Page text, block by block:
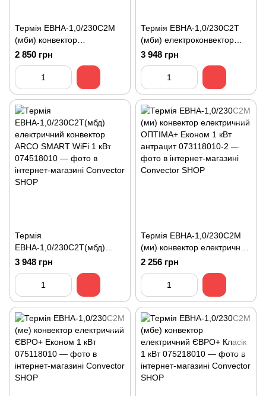
Термія ЕВНА-1,0/230С2М
(мби) конвектор
електричний ОПТІМА+
Класік 1 кВт білий
2 850 грн
Термія ЕВНА-1,0/230С2T
(мби) електроконвектор
ОПТІМА+ SMART WiFi 1 кВт
3 948 грн
Термія
ЕВНА-1,0/230С2T(мбд)
електричний конвектор
ARCO SMART WiFi 1 кВт
3 948 грн
Термія ЕВНА-1,0/230С2М
(ми) конвектор електричний
ОПТІМА+ Економ 1 кВт
антрацит
2 256 грн